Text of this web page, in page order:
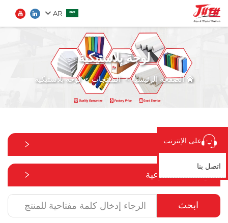
AR
الصفحة الرئيسية
تطبيق
الأخبار
اتصل بنا
ابحث
على الإنترنت
اتصل بنا
لوحة بلاستيكية
الصفحة الرئيسية>المنتجات>لوحة بلاستيكية
جميع الفئات
جميع الفئات الفرعية
ابحث